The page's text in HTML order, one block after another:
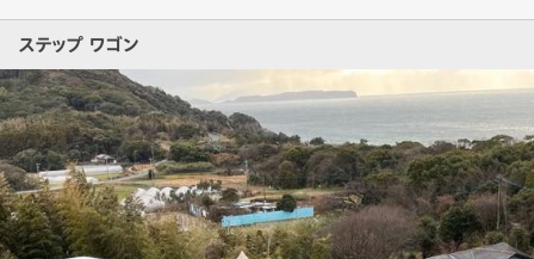
ステップ ワゴン